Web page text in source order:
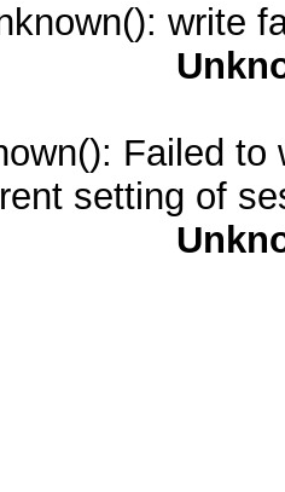
write
Failed
setting of